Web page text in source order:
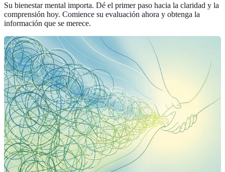
Su bienestar mental importa. Dé el primer paso hacia la claridad y la
comprensión hoy. Comience su evaluación ahora y obtenga la
información que se merece.